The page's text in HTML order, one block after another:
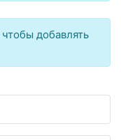
чтобы добавлять